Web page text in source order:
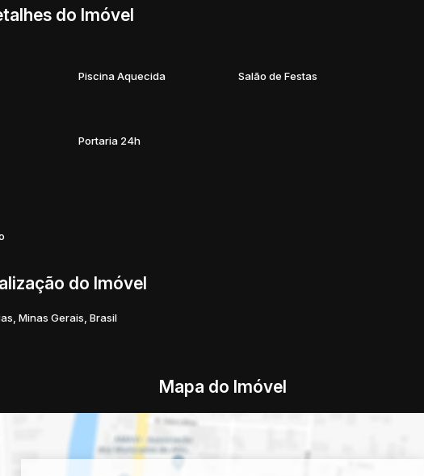
do Imóvel
Piscina Aquecida
Salão de Festas
Portaria 24h
do Imóvel
Minas Gerais Brasil
Mapa do Imóvel